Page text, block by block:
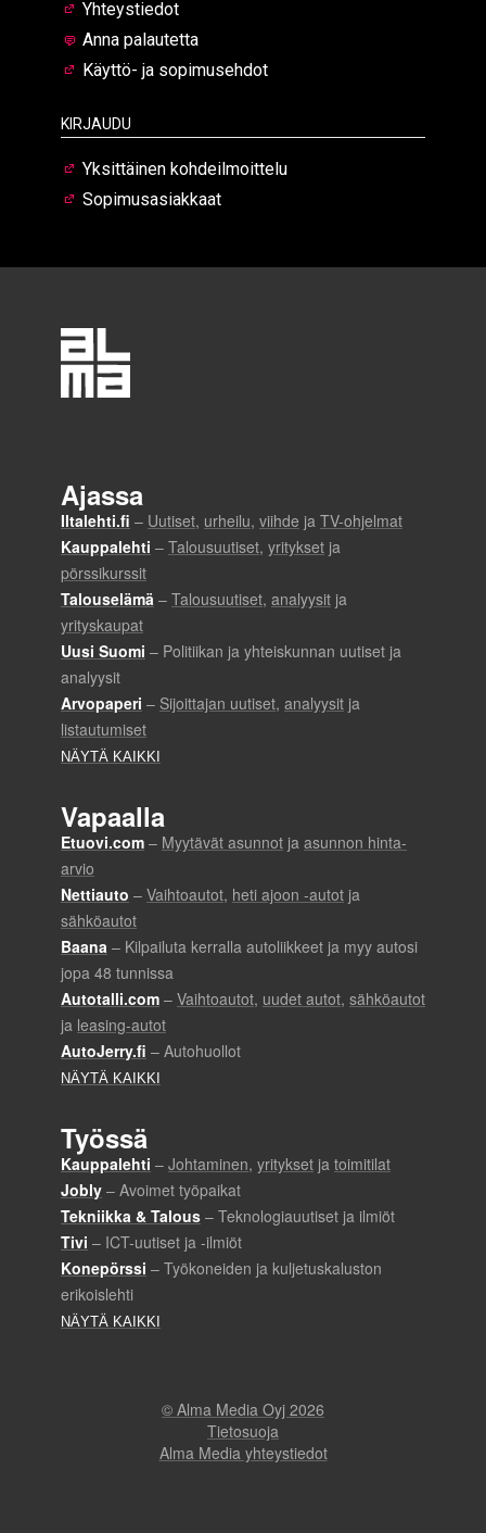
Yhteystiedot
Anna palautetta
Käyttö- ja sopimusehdot
Kirjaudu
Yksittäinen kohdeilmoittelu
Sopimusasiakkaat